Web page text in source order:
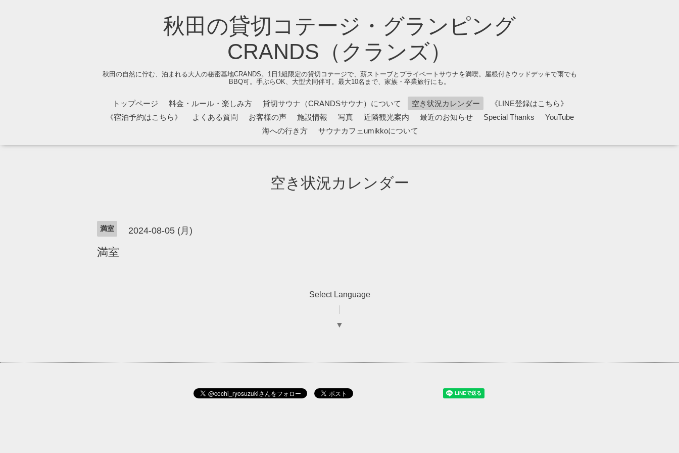
秋田の貸切コテージ・グランピング
CRANDS（クランズ）
秋田の自然に佇む、泊まれる大人の秘密基地CRANDS。1日1組限定の貸切コテージで、薪ストーブとプライベートサウナを満喫。屋根付きウッドデッキで雨でも
BBQ可。手ぶらOK、大型犬同伴可。最大10名まで、家族・卒業旅行にも。
トップページ 料金・ルール・楽しみ方 貸切サウナ（CRANDSサウナ）について 空き状況カレンダー
《LINE登録はこちら》
《宿泊予約はこちら》
よくある質問 お客様の声 施設情報 写真 近隣観光案内 最近のお知らせ Special Thanks
YouTube
海への行き方
サウナカフェumikkoについて
空き状況カレンダー
満室 2024-08-05 (月)
満室
Select Language
▼